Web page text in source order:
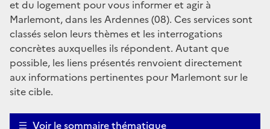
et du logement pour vous informer et agir à
Marlemont, dans les Ardennes (08). Ces services sont
classés selon leurs thèmes et les interrogations
concrètes auxquelles ils répondent. Autant que
possible, les liens présentés renvoient directement
aux informations pertinentes pour Marlemont sur le
site cible.
Voir le sommaire thématique